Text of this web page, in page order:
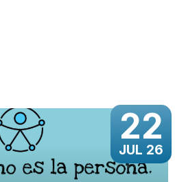
22
JUL 26